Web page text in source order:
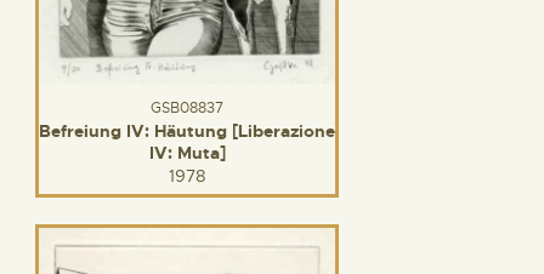
GSB08837
Befreiung IV: Häutung [Liberazione
IV: Muta]
1978